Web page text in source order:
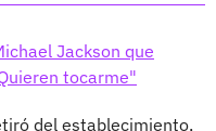
Jackson que
tocarme"
del establecimiento,